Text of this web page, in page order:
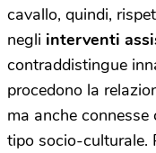
cavallo, quindi,
negli interventi
contraddistingue
procedono la
ma anche connesse
tipo socio-culturale.